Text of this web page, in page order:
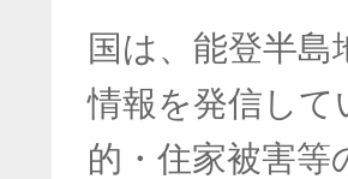
国は、能登半
情報を発信して
的・住家被害等